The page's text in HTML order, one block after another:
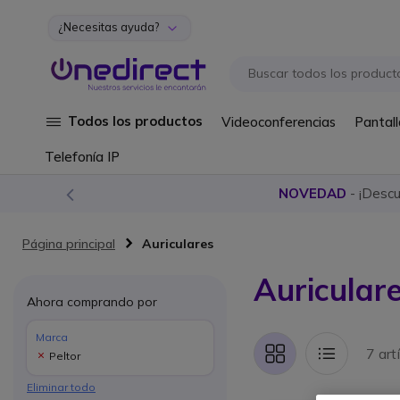
Ir al contenido
¿Necesitas ayuda?
Todos los productos Videoconferencias
Telefonía IP
NOVEDAD -
Página principal Auriculares
Parrilla Lista 7
Ahora comprando por
Marca
Peltor
Eliminar todo